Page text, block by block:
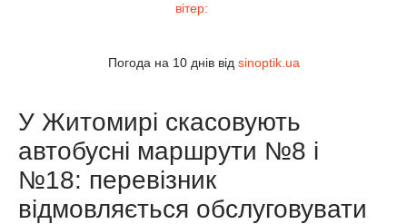
вітер:
Погода на 10 днів від sinoptik.ua
У Житомирі скасовують
автобусні маршрути №8 і
№18: перевізник
відмовляється обслуговувати